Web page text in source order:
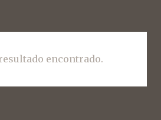
encontrado.